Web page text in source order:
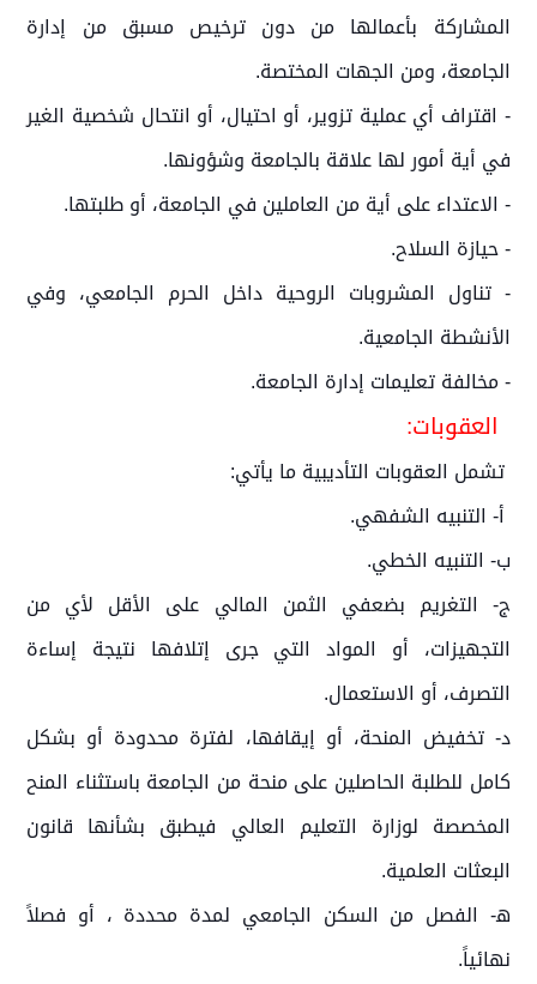
المشاركة بأعمالها من دون ترخيص مسبق من إدارة
الجامعة، ومن الجهات المختصة.
- اقتراف أي عملية تزوير، أو احتيال، أو انتحال شخصية الغير
في أية أمور لها علاقة بالجامعة وشؤونها.
- الاعتداء على أية من العاملين في الجامعة، أو طلبتها.
- حيازة السلاح.
- تناول المشروبات الروحية داخل الحرم الجامعي، وفي
الأنشطة الجامعية.
- مخالفة تعليمات إدارة الجامعة.
العقوبات:
تشمل العقوبات التأديبية ما يأتي:
أ- التنبيه الشفهي.
ب- التنبيه الخطي.
ج- التغريم بضعفي الثمن المالي على الأقل لأي من
التجهيزات، أو المواد التي جرى إتلافها نتيجة إساءة
التصرف، أو الاستعمال.
د- تخفيض المنحة، أو إيقافها، لفترة محدودة أو بشكل
كامل للطلبة الحاصلين على منحة من الجامعة باستثناء المنح
المخصصة لوزارة التعليم العالي فيطبق بشأنها قانون
البعثات العلمية.
ﻫ- الفصل من السكن الجامعي لمدة محددة ، أو فصلاً
نهائياً.